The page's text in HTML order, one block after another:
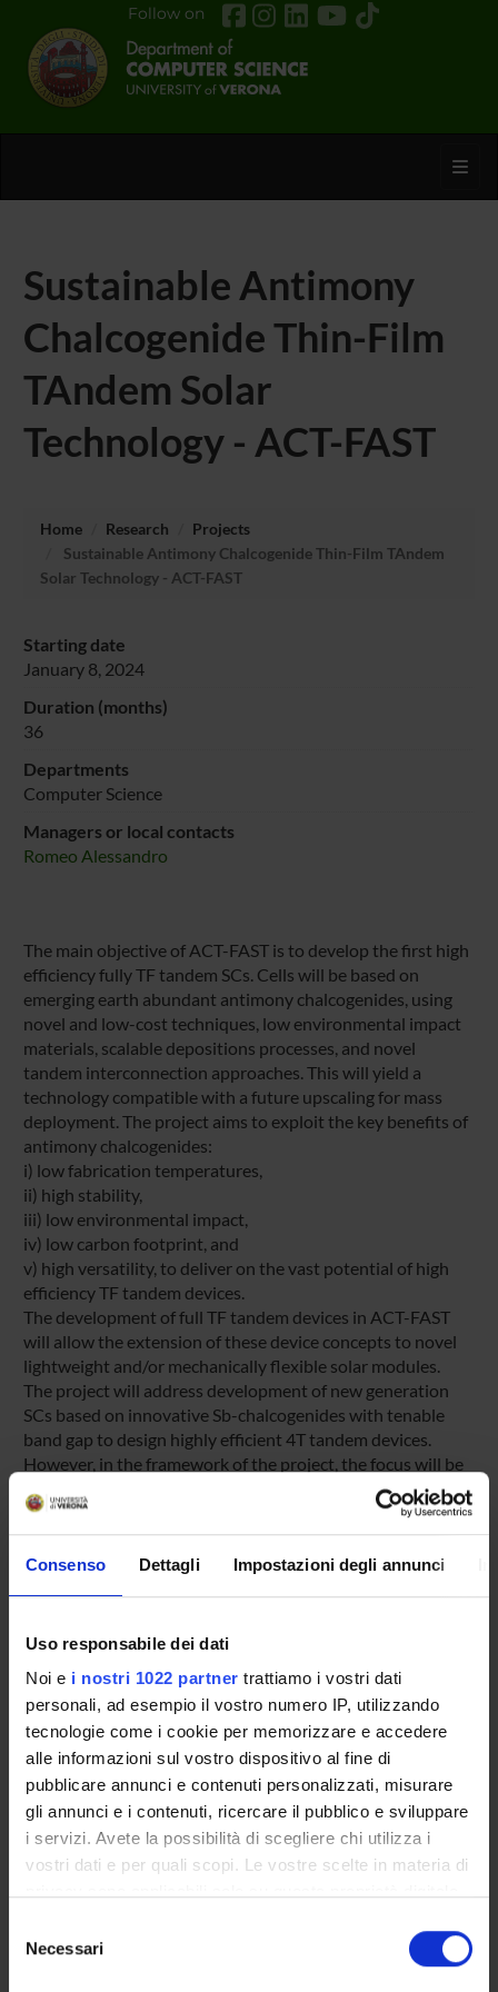
Consenso Dettagli Impostazioni degli annunci
Uso responsabile dei dati
Noi e i nostri 1022 partner trattiamo i vostri dati
personali, ad esempio il vostro numero IP, utilizzando
tecnologie come i cookie per memorizzare e accedere
alle informazioni sul vostro dispositivo al fine di
pubblicare annunci e contenuti personalizzati, misurare
gli annunci e i contenuti, ricercare il pubblico e sviluppare
i servizi. Avete la possibilità di scegliere chi utilizza i
vostri dati e per quali scopi. Le vostre scelte in materia di
modificare o revocare il proprio consenso in qualsiasi
momento dalla Dichiarazione sui cookie o facendo clic
delNecessari
Follow on
Sustainable Antimony
Chalcogenide Thin-Film
TAndem Solar
Technology - ACT-FAST
Home Research
Projects
Sustainable Antimony Chalcogenide Thin-Film TAndem
Solar Technology - ACT-FAST
Starting date
January 8, 2024
Duration (months)
36
Departments
Computer Science
Managers or local contacts
Romeo Alessandro
The main objective of ACT-FAST is to develop the first high
efficiency fully TF tandem SCs. Cells will be based on
emerging earth abundant antimony chalcogenides, using
novel and low-cost techniques, low environmental impact
materials, scalable depositions processes, and novel
tandem interconnection approaches. This will yield a
technology compatible with a future upscaling for mass
deployment. The project aims to exploit the key benefits of
antimony chalcogenides:
i) low fabrication temperatures,
ii) high stability,
iii) low environmental impact,
iv) low carbon footprint, and
v) high versatility, to deliver on the vast potential of high
efficiency TF tandem devices.
The development of full TF tandem devices in ACT-FAST
will allow the extension of these device concepts to novel
lightweight and/or mechanically flexible solar modules.
The project will address development of new generation
SCs based on innovative Sb-chalcogenides with tenable
band gap to design highly efficient 4T tandem devices.
However, in the framework of the project, the focus will be
set on a full TF Sb chalcogenide 4T tandem device.
Funds:assigned and managed by the department
PROJECT PARTICIPANTS
Elisa Artegiani
Temporary Assistant Professor
Alessandro Romeo